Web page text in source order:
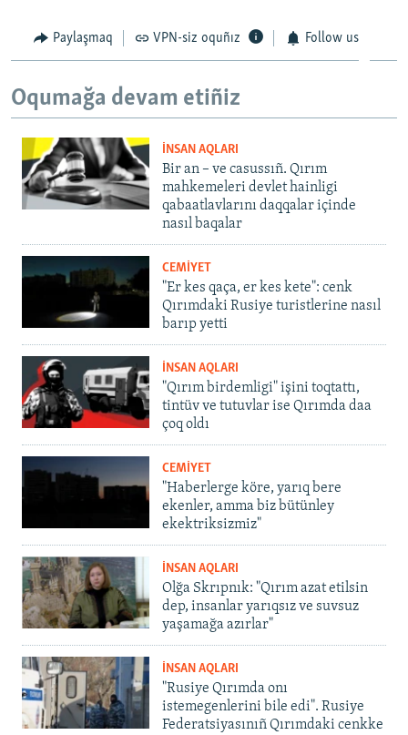
Paylaşmaq VPN-siz oquñız Follow us
Oqumağa devam etiñiz
İNSAN AQLARI
Bir an – ve casussıñ. Qırım
mahkemeleri devlet hainligi
qabaatlavlarını daqqalar içinde
nasıl baqalar
CEMİYET
"Er kes qaça, er kes kete": cenk
Qırımdaki Rusiye turistlerine nasıl
barıp yetti
İNSAN AQLARI
"Qırım birdemligi" işini toqtattı,
tintüv ve tutuvlar ise Qırımda daa
çoq oldı
CEMİYET
"Haberlerge köre, yarıq bere
ekenler, amma biz bütünley
ekektriksizmiz"
İNSAN AQLARI
Olğa Skrıpnık: "Qırım azat etilsin
dep, insanlar yarıqsız ve suvsuz
yaşamağa azırlar"
İNSAN AQLARI
"Rusiye Qırımda onı
istemegenlerini bile edi". Rusiye
Federatsiyasınıñ Qırımdaki cenkke